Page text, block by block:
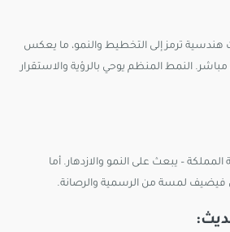
هندسية ترمز إلى التخطيط والنمو، ما يعكس
النمط المنظم يوحي بالرؤية والاستقرار
المملكة – يبعث على النمو والازدهار. أما
فيضيف لمسة من الرسمية والرصانة.